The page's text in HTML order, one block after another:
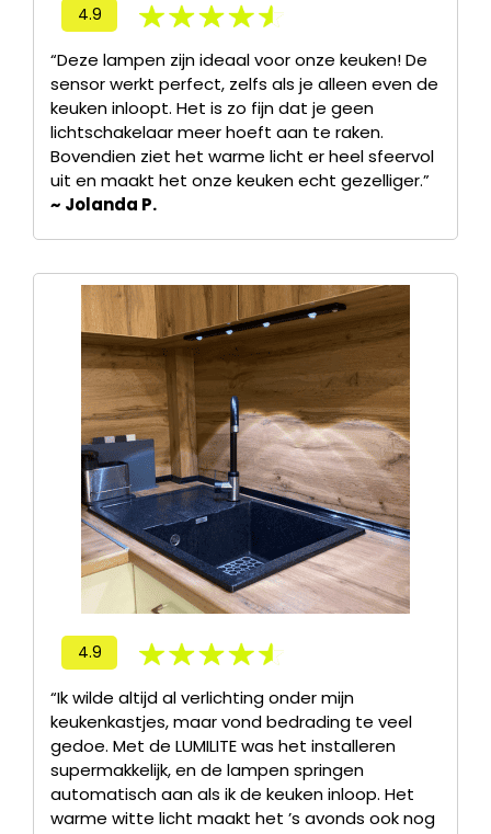
4.9
“Deze lampen zijn ideaal voor onze keuken! De
sensor werkt perfect, zelfs als je alleen even de
keuken inloopt. Het is zo fijn dat je geen
lichtschakelaar meer hoeft aan te raken.
Bovendien ziet het warme licht er heel sfeervol
uit en maakt het onze keuken echt gezelliger.”
~ Jolanda P.
4.9
“Ik wilde altijd al verlichting onder mijn
keukenkastjes, maar vond bedrading te veel
gedoe. Met de LUMILITE was het installeren
supermakkelijk, en de lampen springen
automatisch aan als ik de keuken inloop. Het
warme witte licht maakt het ’s avonds ook nog